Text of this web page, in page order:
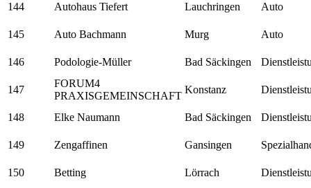
144 Autohaus Tiefert Lauchringen Auto
145 Auto Bachmann Murg Auto
146 Podologie-Müller Bad Säckingen
147
FORUM4
PRAXISGEMEINSCHAFT
Konstanz
148 Elke Naumann Bad Säckingen
149 Zengaffinen Gansingen
150 Betting Lörrach